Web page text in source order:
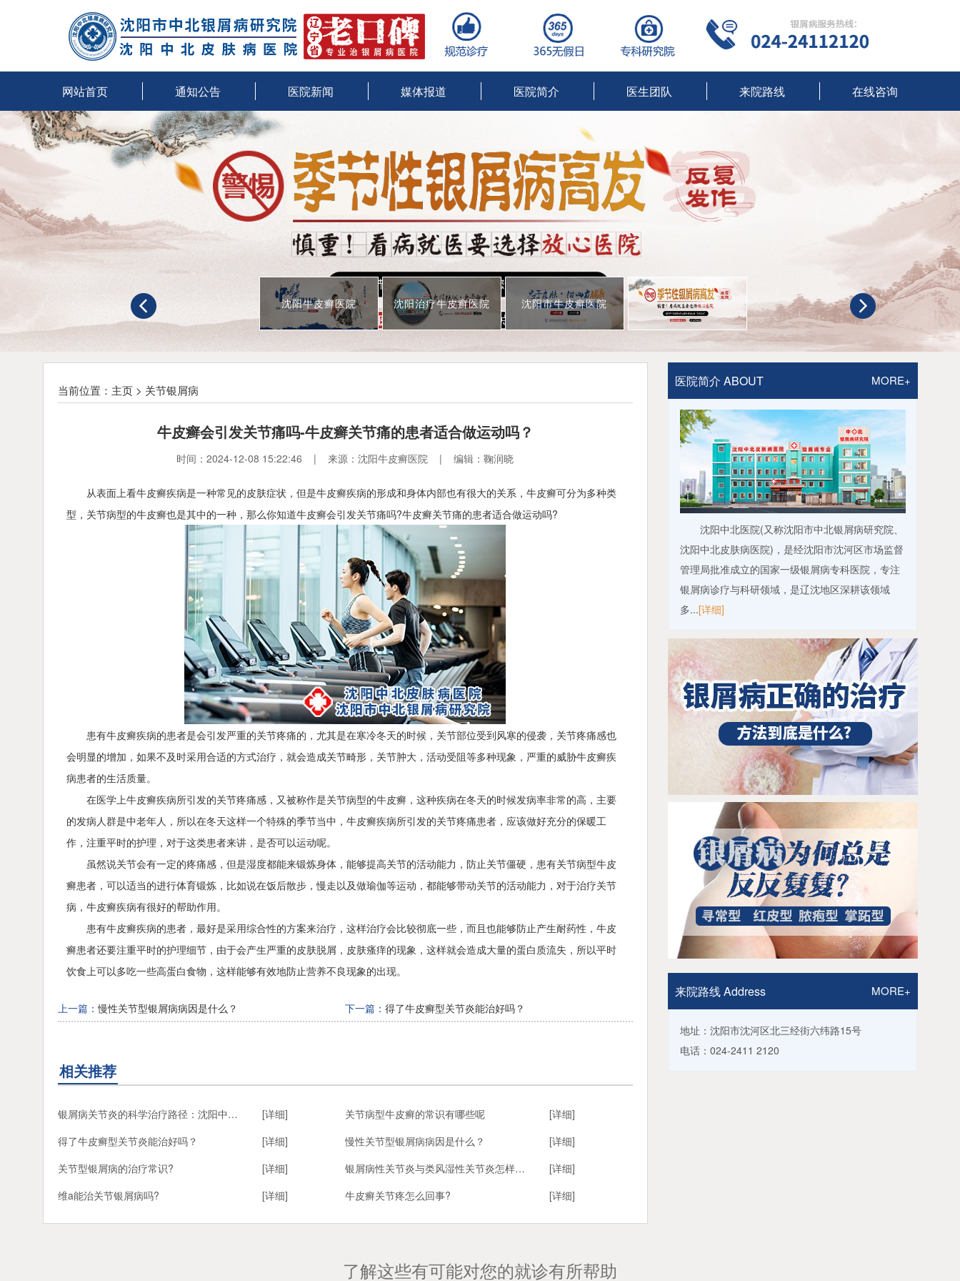
网站首页 通知公告 医院新闻 媒体报道 医院简介 医生团队 来院路线 在线咨询
沈阳治疗牛皮癣医院 沈阳市牛皮癣医院 沈阳牛皮癣专科医院
当前位置： 主页> 关节银屑病
牛皮癣会引发关节痛吗-牛皮癣关节痛的患者适合做运动吗？
时间：2024-12-08 15:22:46 | 来源：沈阳牛皮癣医院 | 编辑：鞠润晓
从表面上看牛皮癣疾病是一种常见的皮肤症状，但是牛皮癣疾病的形成和身体内部也有很大的关系，牛皮癣可分为多种类
型，关节病型的牛皮癣也是其中的一种，那么你知道牛皮癣会引发关节痛吗?牛皮癣关节痛的患者适合做运动吗?
患有牛皮癣疾病的患者是会引发严重的关节疼痛的，尤其是在寒冷冬天的时候，关节部位受到风寒的侵袭，关节疼痛感也
会明显的增加，如果不及时采用合适的方式治疗，就会造成关节畸形，关节肿大，活动受阻等多种现象，严重的威胁牛皮癣疾
病患者的生活质量。
在医学上牛皮癣疾病所引发的关节疼痛感，又被称作是关节病型的牛皮癣，这种疾病在冬天的时候发病率非常的高，主要
的发病人群是中老年人，所以在冬天这样一个特殊的季节当中，牛皮癣疾病所引发的关节疼痛患者，应该做好充分的保暖工
作，注重平时的护理，对于这类患者来讲，是否可以运动呢。
虽然说关节会有一定的疼痛感，但是湿度都能来锻炼身体，能够提高关节的活动能力，防止关节僵硬，患有关节病型牛皮
癣患者，可以适当的进行体育锻炼，比如说在饭后散步，慢走以及做瑜伽等运动，都能够带动关节的活动能力，对于治疗关节
病，牛皮癣疾病有很好的帮助作用。
患有牛皮癣疾病的患者，最好是采用综合性的方案来治疗，这样治疗会比较彻底一些，而且也能够防止产生耐药性，牛皮
癣患者还要注重平时的护理细节，由于会产生严重的皮肤脱屑，皮肤瘙痒的现象，这样就会造成大量的蛋白质流失，所以平时
饮食上可以多吃一些高蛋白食物，这样能够有效地防止营养不良现象的出现。
上一篇： 慢性关节型银屑病病因是什么？ 下一篇： 得了牛皮癣型关节炎能治好吗？
相关推荐
银屑病关节炎的科学治疗路径：沈阳中北银屑病医院专业解析 [详细] 关节病型牛皮癣的常识有哪些呢
[详细]
得了牛皮癣型关节炎能治好吗？
[详细] 慢性关节型银屑病病因是什么？
[详细]
关节型银屑病的治疗常识?
[详细] 银屑病性关节炎与类风湿性关节炎怎样区别?
[详细]
维a能治关节银屑病吗?
[详细] 牛皮癣关节疼怎么回事? [详细]
医院简介 ABOUT MORE+
沈阳中北医院(又称沈阳市中北银屑病研究院、
沈阳中北皮肤病医院)，是经沈阳市沈河区市场监督
管理局批准成立的国家一级银屑病专科医院，专注
银屑病诊疗与科研领域，是辽沈地区深耕该领域
多...[详细]
来院路线 Address MORE+
地址：沈阳市沈河区北三经街六纬路15号
电话：024-2411 2120
了解这些有可能对您的就诊有所帮助